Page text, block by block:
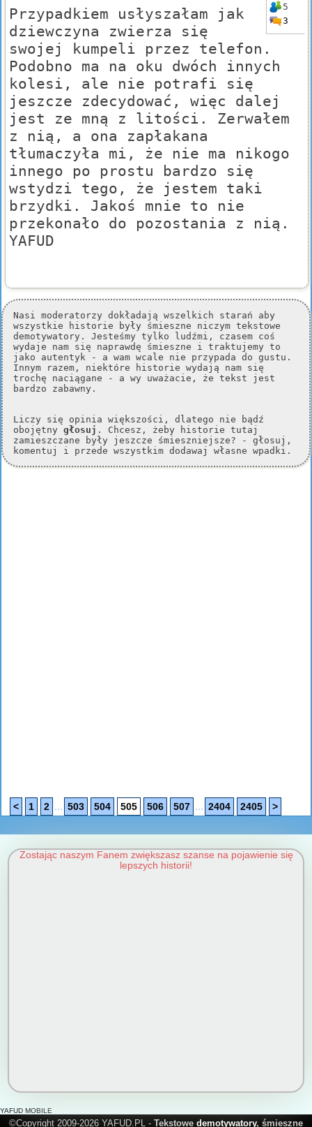
5
3
Przypadkiem usłyszałam jak
dziewczyna zwierza się
swojej kumpeli przez telefon.
Podobno ma na oku dwóch innych
kolesi, ale nie potrafi się
jeszcze zdecydować, więc dalej
jest ze mną z litości. Zerwałem
z nią, a ona zapłakana
tłumaczyła mi, że nie ma nikogo
innego po prostu bardzo się
wstydzi tego, że jestem taki
brzydki. Jakoś mnie to nie
przekonało do pozostania z nią.
YAFUD
Nasi moderatorzy dokładają wszelkich starań aby
wszystkie historie były śmieszne niczym tekstowe
demotywatory. Jesteśmy tylko ludźmi, czasem coś
wydaje nam się naprawdę śmieszne i traktujemy to
jako autentyk - a wam wcale nie przypada do gustu.
Innym razem, niektóre historie wydają nam się
trochę naciągane - a wy uważacie, że tekst jest
bardzo zabawny.
Liczy się opinia większości, dlatego nie bądź
obojętny głosuj . Chcesz, żeby historie tutaj
zamieszczane były jeszcze śmieszniejsze? - głosuj,
komentuj i przede wszystkim dodawaj własne wpadki.
< 1 2 ... 503 504 505 506 507 ... 2404 2405 >
Zostając naszym Fanem zwiększasz szanse na pojawienie się
lepszych historii!
YAFUD MOBILE
©Copyright 2009-2026 YAFUD.PL - Tekstowe demotywatory, śmieszne